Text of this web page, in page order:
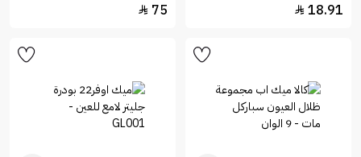
18.91

75
